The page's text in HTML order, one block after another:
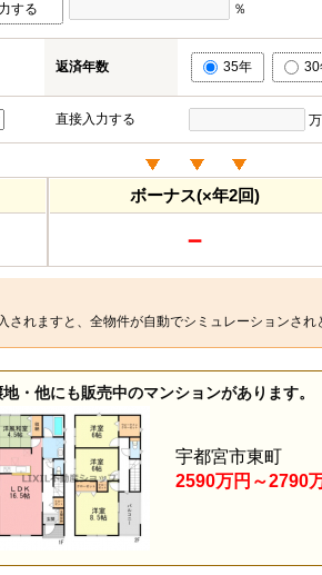
する ％
返済年数 35年 30
直接入力する
ボーナス(×年2回)
－
されますと、全物件が自動でシミュレーションさ
・他にも販売中のマンションがあります。
宇都宮市東町
2590万円～2790